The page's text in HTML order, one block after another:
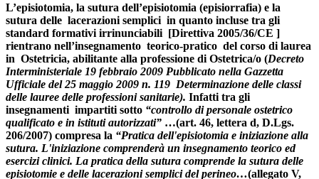
L’episiotomia, la sutura dell’episiotomia (episiorrafia) e la
sutura delle lacerazioni semplici in quanto incluse tra gli
standard formativi irrinunciabili [Direttiva 2005/36/CE ]
rientrano nell’insegnamento teorico-pratico del corso di laurea
in Ostetricia, abilitante alla professione di Ostetrica/o (Decreto
Interministeriale 19 febbraio 2009 Pubblicato nella Gazzetta
Ufficiale del 25 maggio 2009 n. 119 Determinazione delle classi
delle lauree delle professioni sanitarie). Infatti tra gli
insegnamenti impartiti sotto “controllo di personale ostetrico
qualificato e in istituti autorizzati” …(art. 46, lettera d, D.Lgs.
206/2007) compresa la “Pratica dell'episiotomia e iniziazione alla
sutura. L'iniziazione comprenderà un insegnamento teorico ed
esercizi clinici. La pratica della sutura comprende la sutura delle
episiotomie e delle lacerazioni semplici del perineo…(allegato V,